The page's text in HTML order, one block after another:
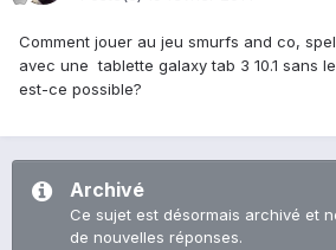
Comment jouer au jeu smurfs and co,
avec une tablette galaxy tab 3 10.1 sans
est-ce possible?
Archivé
Ce sujet est désormais archivé et
de nouvelles réponses.